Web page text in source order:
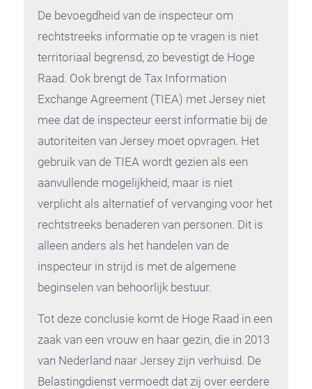
De bevoegdheid van de inspecteur om
rechtstreeks informatie op te vragen is niet
territoriaal begrensd, zo bevestigt de Hoge
Raad. Ook brengt de Tax Information
Exchange Agreement (TIEA) met Jersey niet
mee dat de inspecteur eerst informatie bij de
autoriteiten van Jersey moet opvragen. Het
gebruik van de TIEA wordt gezien als een
aanvullende mogelijkheid, maar is niet
verplicht als alternatief of vervanging voor het
rechtstreeks benaderen van personen. Dit is
alleen anders als het handelen van de
inspecteur in strijd is met de algemene
beginselen van behoorlijk bestuur.
Tot deze conclusie komt de Hoge Raad in een
zaak van een vrouw en haar gezin, die in 2013
van Nederland naar Jersey zijn verhuisd. De
Belastingdienst vermoedt dat zij over eerdere